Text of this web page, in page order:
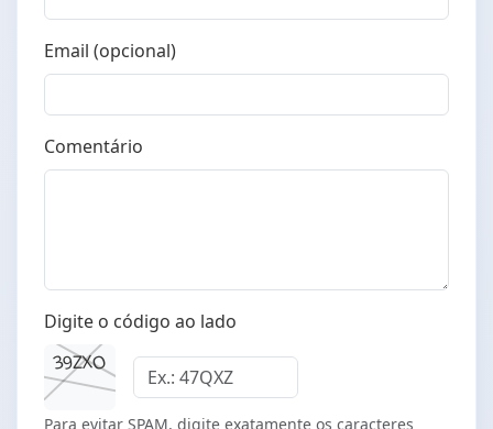
Email (opcional)
Comentário
Digite o código ao lado
39ZXO
Para evitar SPAM, digite exatamente os caracteres